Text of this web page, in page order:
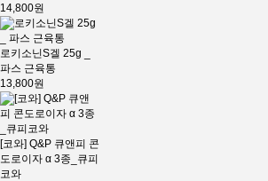
14,800원
로키소닌S겔 25g _
파스 근육통
13,800원
[코와] Q&P 큐앤피 콘
도로이자 α 3종_큐피
코와